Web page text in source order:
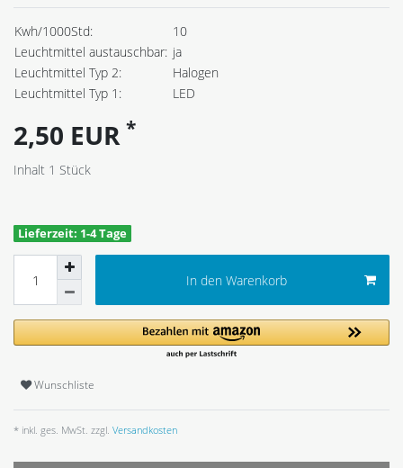
Kwh/1000Std:
10
Leuchtmittel austauschbar: ja
Leuchtmittel Typ 2:
Halogen
Leuchtmittel Typ 1:
LED
2,50 EUR *
Inhalt 1 Stück
Lieferzeit: 1-4 Tage
In den Warenkorb
Wunschliste
* inkl. ges. MwSt. zzgl. Versandkosten